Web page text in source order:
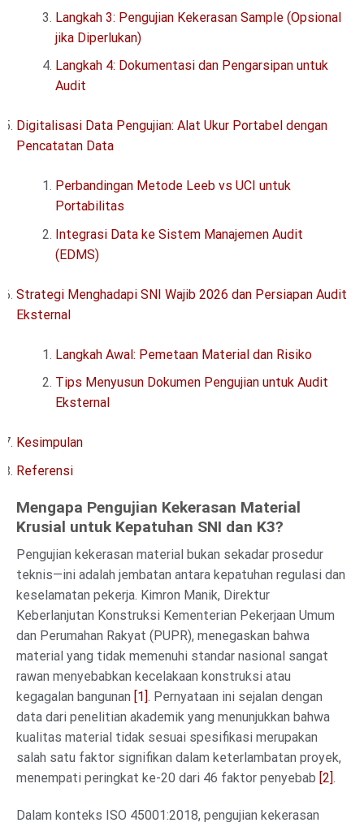
Langkah 3: Pengujian Kekerasan Sample (Opsional
jika Diperlukan)
Langkah 4: Dokumentasi dan Pengarsipan untuk
Audit
Digitalisasi Data Pengujian: Alat Ukur Portabel dengan
Pencatatan Data
Perbandingan Metode Leeb vs UCI untuk
Portabilitas
Integrasi Data ke Sistem Manajemen Audit
(EDMS)
Strategi Menghadapi SNI Wajib 2026 dan Persiapan Audit
Eksternal
Langkah Awal: Pemetaan Material dan Risiko
Tips Menyusun Dokumen Pengujian untuk Audit
Eksternal
Kesimpulan
Referensi
Mengapa Pengujian Kekerasan Material
Krusial untuk Kepatuhan SNI dan K3?
Pengujian kekerasan material bukan sekadar prosedur
teknis—ini adalah jembatan antara kepatuhan regulasi dan
keselamatan pekerja. Kimron Manik, Direktur
Keberlanjutan Konstruksi Kementerian Pekerjaan Umum
dan Perumahan Rakyat (PUPR), menegaskan bahwa
material yang tidak memenuhi standar nasional sangat
rawan menyebabkan kecelakaan konstruksi atau
kegagalan bangunan [1] . Pernyataan ini sejalan dengan
data dari penelitian akademik yang menunjukkan bahwa
kualitas material tidak sesuai spesifikasi merupakan
salah satu faktor signifikan dalam keterlambatan proyek,
menempati peringkat ke-20 dari 46 faktor penyebab [2] .
Dalam konteks ISO 45001:2018, pengujian kekerasan